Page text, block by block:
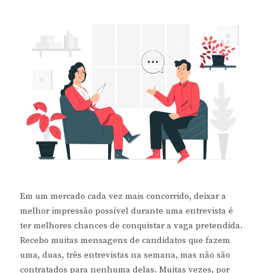
Em um mercado cada vez mais concorrido, deixar a
melhor impressão possível durante uma entrevista é
ter melhores chances de conquistar a vaga pretendida.
Recebo muitas mensagens de candidatos que fazem
uma, duas, três entrevistas na semana, mas não são
contratados para nenhuma delas. Muitas vezes, por